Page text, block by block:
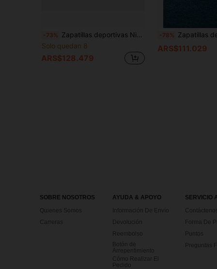
-73% Zapatillas deportivas Nike AL8 genuinas nuevas para mujer, estilo retro casual, duraderas y transpirables FJ3794-103
Solo quedan 8
ARS$128.479
-78% Zapatillas de skate retro americanas para mujer Kappa,
ARS$111.029
SOBRE NOSOTROS
Quienes Somos
Carreras
AYUDA & APOYO
Información De Envío
Devolución
Reembolso
Botón de
Arrepentimiento
Cómo Realizar El
Pedido
SERVICIO
Contáctenos
Forma De
Puntos
Preguntas